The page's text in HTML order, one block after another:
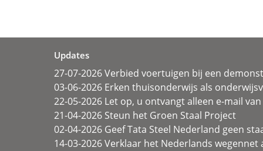
Updates
27-07-2026 Verbied voertuigen bij een
03-06-2026 Erken thuisonderwijs als
22-05-2026 Let op, u ontvangt alleen e-mail
21-04-2026 Steun het Groen Staal Project
02-04-2026 Geef Tata Steel Nederland geen
14-03-2026 Verklaar het Nederlands wegennet